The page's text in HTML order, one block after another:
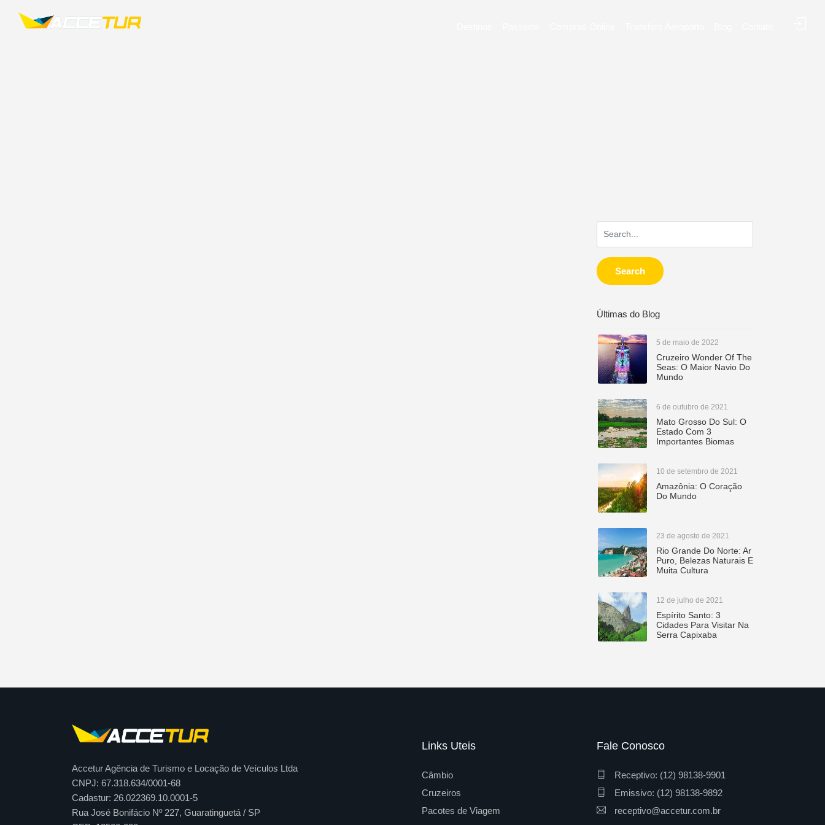
VIAJE O MUNDO COM A ACCETURSearch
Últimas do Blog
5 de maio de 2022
Cruzeiro Wonder Of The
Seas: O Maior Navio Do
Mundo
6 de outubro de 2021
Mato Grosso Do Sul: O
Estado Com 3
Importantes Biomas
10 de setembro de 2021
Amazônia: O Coração
Do Mundo
23 de agosto de 2021
Rio Grande Do Norte: Ar
Puro, Belezas Naturais E
Muita Cultura
12 de julho de 2021
Espírito Santo: 3
Cidades Para Visitar Na
Serra Capixaba
Accetur Agência de Turismo e Locação de Veículos Ltda
CNPJ: 67.318.634/0001-68
Cadastur: 26.022369.10.0001-5
Rua José Bonifácio Nº 227, Guaratinguetá / SP
Links Uteis
Câmbio
Cruzeiros
Pacotes de Viagem
Fale Conosco
Receptivo: (12) 98138-9901
Emissivo: (12) 98138-9892
receptivo@accetur.com.br